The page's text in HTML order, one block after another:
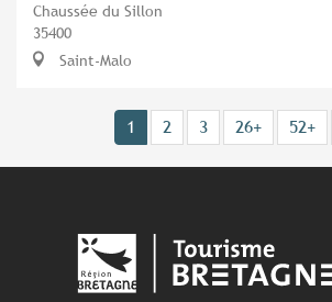
Chaussée du Sillon
35400
Saint-Malo
1 2 3 26+ 52+